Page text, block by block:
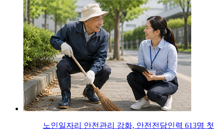
노인일자리 안전관리 강화, 안전전담인력 613명 첫